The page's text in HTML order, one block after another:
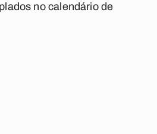
no calendário de